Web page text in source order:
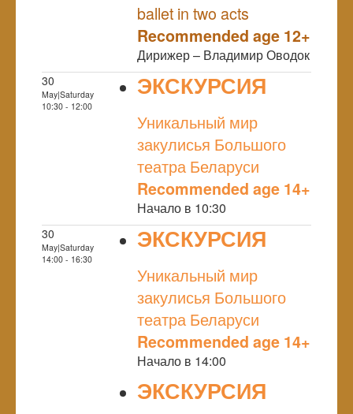
ballet in two acts
Recommended age 12+
Дирижер – Владимир Оводок
30
May|Saturday
10:30 - 12:00
ЭКСКУРСИЯ
Уникальный мир
закулисья Большого
театра Беларуси
Recommended age 14+
Начало в 10:30
30
May|Saturday
14:00 - 16:30
ЭКСКУРСИЯ
Уникальный мир
закулисья Большого
театра Беларуси
Recommended age 14+
Начало в 14:00
ЭКСКУРСИЯ